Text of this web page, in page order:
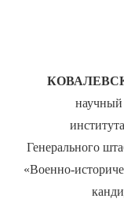
научный
Генерального
«Военно-